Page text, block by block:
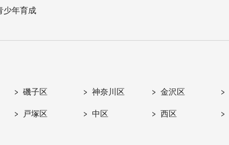
少年育成
磯子区 神奈川区 金沢区
戸塚区 中区 西区